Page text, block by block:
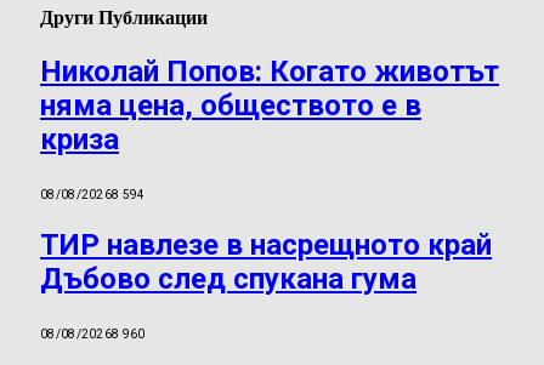
Други Публикации
Николай Попов: Когато животът
няма цена, обществото е в
криза
08/08/20268 594
ТИР навлезе в насрещното край
Дъбово след спукана гума
08/08/20268 960